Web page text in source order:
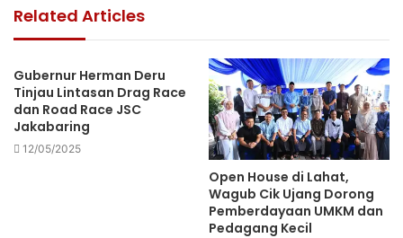
Related Articles
Gubernur Herman Deru
Tinjau Lintasan Drag Race
dan Road Race JSC
Jakabaring
12/05/2025
Open House di Lahat,
Wagub Cik Ujang Dorong
Pemberdayaan UMKM dan
Pedagang Kecil